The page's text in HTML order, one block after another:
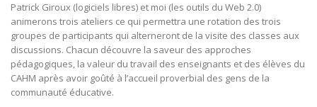
Patrick Giroux (logiciels libres) et moi (les outils du Web 2.0)
animerons trois ateliers ce qui permettra une rotation des trois
groupes de participants qui alterneront de la visite des classes aux
discussions. Chacun découvre la saveur des approches
pédagogiques, la valeur du travail des enseignants et des élèves du
CAHM après avoir goûté à l’accueil proverbial des gens de la
communauté éducative.